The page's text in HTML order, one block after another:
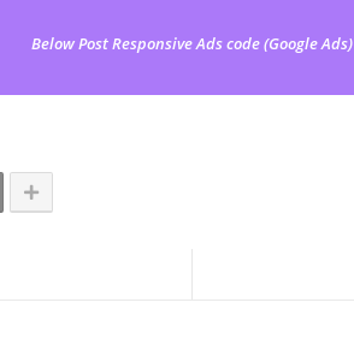
Below Post Responsive Ads code (Google Ads)